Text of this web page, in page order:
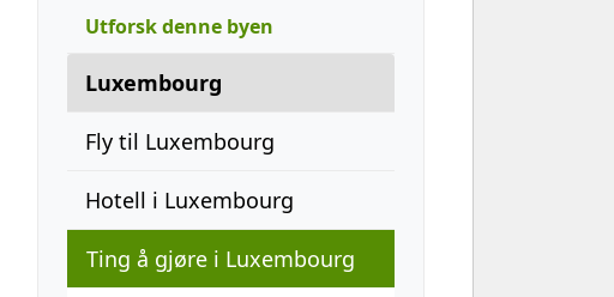
Utforsk denne byen
Luxembourg
Fly til Luxembourg
Hotell i Luxembourg
Ting å gjøre i Luxembourg